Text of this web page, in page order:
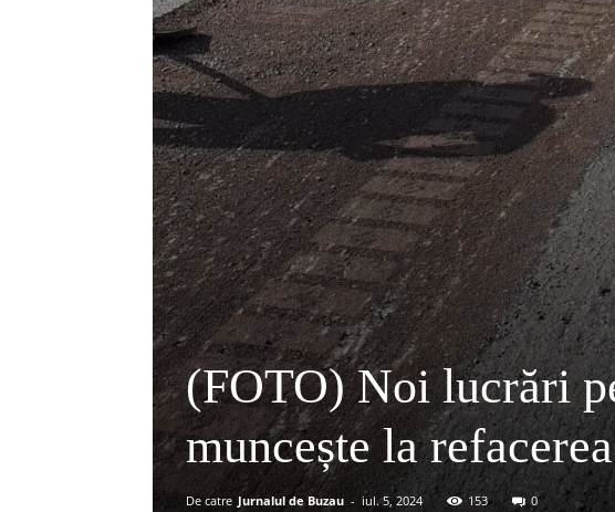
(FOTO) Noi lucrări
muncește la
De catre Jurnalul de Buzau - iul. 5, 2024 153 0